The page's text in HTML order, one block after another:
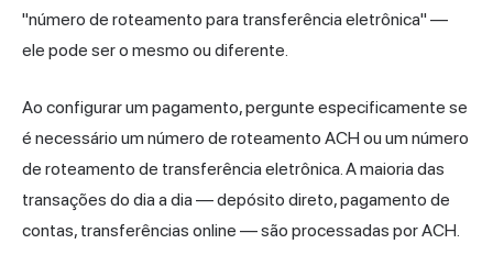
"número de roteamento para transferência eletrônica" —
ele pode ser o mesmo ou diferente.
Ao configurar um pagamento, pergunte especificamente se
é necessário um número de roteamento ACH ou um número
de roteamento de transferência eletrônica. A maioria das
transações do dia a dia — depósito direto, pagamento de
contas, transferências online — são processadas por ACH.